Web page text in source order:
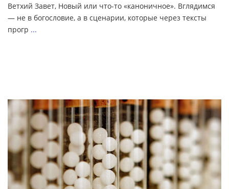
Ветхий Завет, Новый или что-то «каноничное». Вглядимся
— не в богословие, а в сценарии, которые через тексты
прогр ...